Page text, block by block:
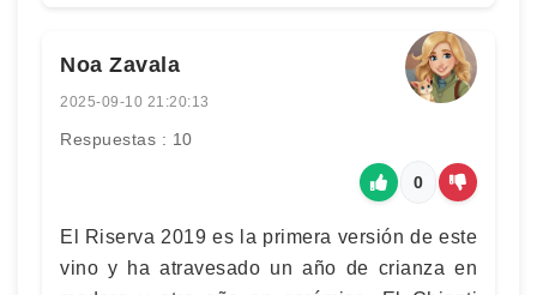
Noa Zavala
2025-09-10 21:20:13
Respuestas : 10
0
El Riserva 2019 es la primera versión de este
vino y ha atravesado un año de crianza en